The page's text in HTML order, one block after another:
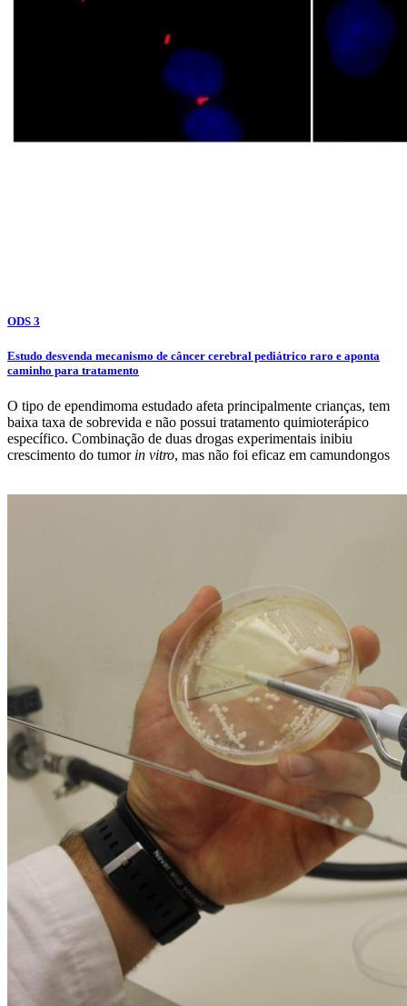
ODS 3
Estudo desvenda mecanismo de câncer cerebral pediátrico raro e aponta
caminho para tratamento
O tipo de ependimoma estudado afeta principalmente crianças, tem
baixa taxa de sobrevida e não possui tratamento quimioterápico
específico. Combinação de duas drogas experimentais inibiu
crescimento do tumor in vitro, mas não foi eficaz em camundongos